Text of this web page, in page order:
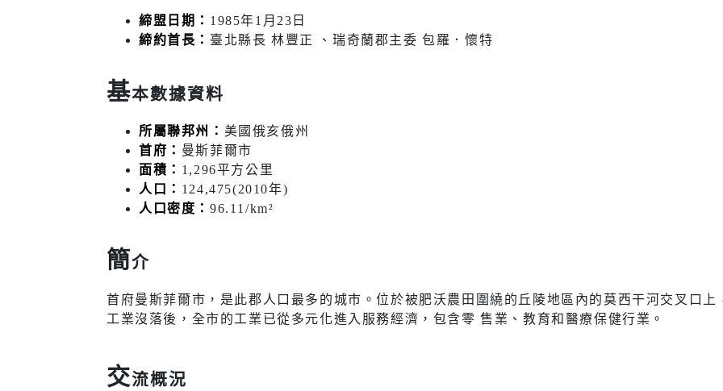
醫療篩檢
市場購物
新北市iMAP
動物認養
樹木保護專區
交通
新北市公共自行車
(YouBike)
觀光旅遊
藝文活動
締盟日期： 1985年1月23日
締約首長： 臺北縣長 林豐正 、瑞奇蘭郡主委 包羅．懷特
基本數據資料
所屬聯邦州： 美國俄亥俄州
首府： 曼斯菲爾市
面積： 1,296平方公里
人口： 124,475(2010年)
人口密度： 96.11/km²
簡介
首府曼斯菲爾市，是此郡人口最多的城市。位於被肥沃農田圍繞的丘陵地區內的莫西干河交叉口
工業沒落後，全市的工業已從多元化進入服務經濟，包含零 售業、教育和醫療保健行業。
交流概況